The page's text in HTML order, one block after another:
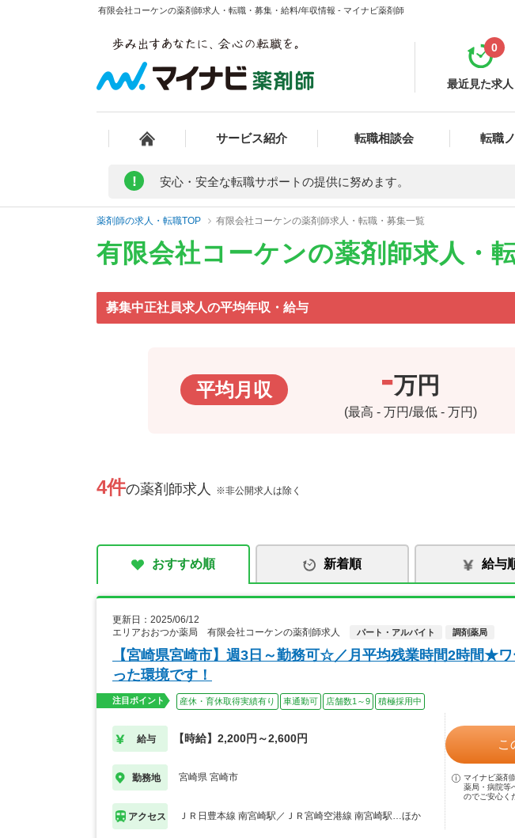
有限会社コーケンの薬剤師求人・転職・募集・給料/年収情報 - マイナビ薬剤師
最近見た求人
0
サービス紹介 転職相談会 転職
! 安心・安全な転職サポートの提供に努めます。
薬剤師の求人・転職TOP 有限会社コーケンの薬剤師求人・転職・募集一覧
有限会社コーケンの薬剤師求人・
募集中正社員求人の平均年収・給与
平均月収 -万円
(最高 - 万円/最低 - 万円)
4件の薬剤師求人 ※非公開求人は除く
おすすめ順 新着順 給与
更新日：2025/06/12
エリアおおつか薬局 有限会社コーケンの薬剤師求人
パート・アルバイト 調剤薬局
【宮崎県宮崎市】週3日～勤務可☆／月平均残業時間2時間★
った環境です！
注目ポイント 産休・育休取得実績有り 車通勤可 店舗数1～9 積極採用中
給与 【時給】2,200円～2,600円
勤務地 宮崎県 宮崎市
アクセス ＪＲ日豊本線 南宮崎駅／ＪＲ宮崎空港線 南宮崎駅…ほか
こ
マイナビ薬剤
薬局・病院等
のでご安心く